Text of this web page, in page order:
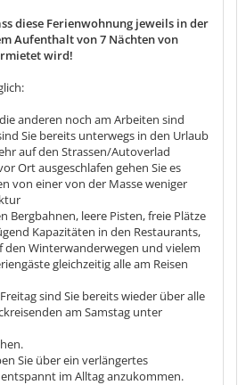
diese Ferienwohnung jeweils in der
Aufenthalt von 7 Nächten von
wird!
anderen noch am Arbeiten sind
Sie bereits unterwegs in den Urlaub
auf den Strassen/Autoverlad
Ort ausgeschlafen gehen Sie es
von einer von der Masse weniger
Bergbahnen, leere Pisten, freie Plätze
Kapazitäten in den Restaurants,
den Winterwanderwegen und vielem
gleichzeitig alle am Reisen
sind Sie bereits wieder über alle
am Samstag unter
Sie über ein verlängertes
im Alltag anzukommen.